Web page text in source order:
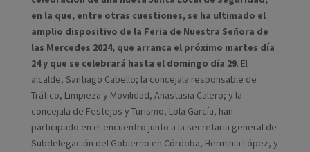
en la que, entre otras cuestiones, se ha ultimado el
amplio dispositivo de la Feria de Nuestra Señora de
las Mercedes 2024, que arranca el próximo martes día
24 y que se celebrará hasta el domingo día 29. El
alcalde, Santiago Cabello; la concejala responsable de
Tráfico, Limpieza y Movilidad, Anastasia Calero; y la
concejala de Festejos y Turismo, Lola García, han
participado en el encuentro junto a la secretaria general de
Subdelegación del Gobierno en Córdoba, Herminia López, y